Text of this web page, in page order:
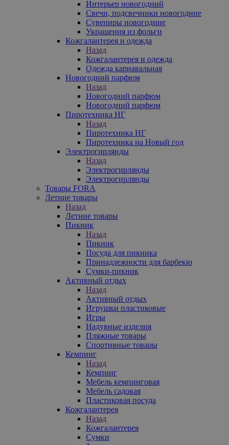
Интерьер новогодний
Свечи, подсвечники новогодние
Сувениры новогодние
Украшения из фольги
Кожгалантерея и одежда
Назад
Кожгалантерея и одежда
Одежда карнавальная
Новогодний парфюм
Назад
Новогодний парфюм
Новогодний парфюм
Пиротехника НГ
Назад
Пиротехника НГ
Пиротехника на Новый год
Электрогирлянды
Назад
Электрогирлянды
Электрогирлянды
Товары FORA
Летние товары
Назад
Летние товары
Пикник
Назад
Пикник
Посуда для пикника
Принадлежности для барбекю
Сумки-пикник
Активный отдых
Назад
Активный отдых
Игрушки пластиковые
Игры
Надувные изделия
Пляжные товары
Спортивные товары
Кемпинг
Назад
Кемпинг
Мебель кемпинговая
Мебель садовая
Пластиковая посуда
Кожгалантерея
Назад
Кожгалантерея
Сумки